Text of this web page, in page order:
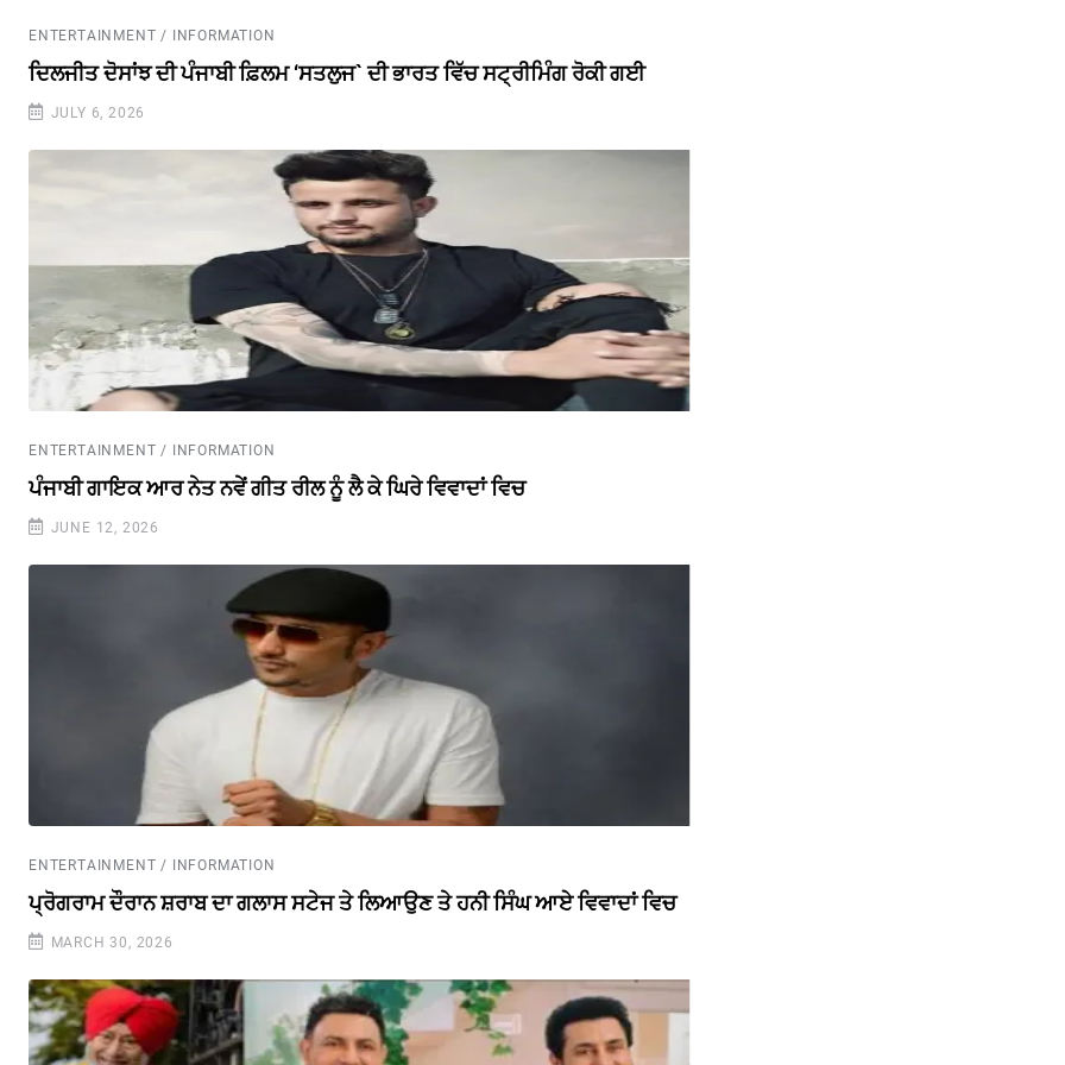
ENTERTAINMENT / INFORMATION
ਦਿਲਜੀਤ ਦੋਸਾਂਝ ਦੀ ਪੰਜਾਬੀ ਫ਼ਿਲਮ ‘ਸਤਲੁਜ` ਦੀ ਭਾਰਤ ਵਿੱਚ ਸਟ੍ਰੀਮਿੰਗ ਰੋਕੀ ਗਈ
JULY 6, 2026
ENTERTAINMENT / INFORMATION
ਪੰਜਾਬੀ ਗਾਇਕ ਆਰ ਨੇਤ ਨਵੇਂ ਗੀਤ ਰੀਲ ਨੂੰ ਲੈ ਕੇ ਘਿਰੇ ਵਿਵਾਦਾਂ ਵਿਚ
JUNE 12, 2026
ENTERTAINMENT / INFORMATION
ਪ੍ਰੋਗਰਾਮ ਦੌਰਾਨ ਸ਼ਰਾਬ ਦਾ ਗਲਾਸ ਸਟੇਜ ਤੇ ਲਿਆਉਣ ਤੇ ਹਨੀ ਸਿੰਘ ਆਏ ਵਿਵਾਦਾਂ ਵਿਚ
MARCH 30, 2026